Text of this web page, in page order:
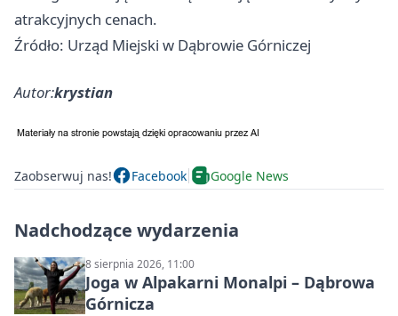
atrakcyjnych cenach.
Źródło: Urząd Miejski w Dąbrowie Górniczej
Autor:krystian
Zaobserwuj nas! Facebook Google News
Nadchodzące wydarzenia
8 sierpnia 2026, 11:00
Joga w Alpakarni Monalpi – Dąbrowa
Górnicza